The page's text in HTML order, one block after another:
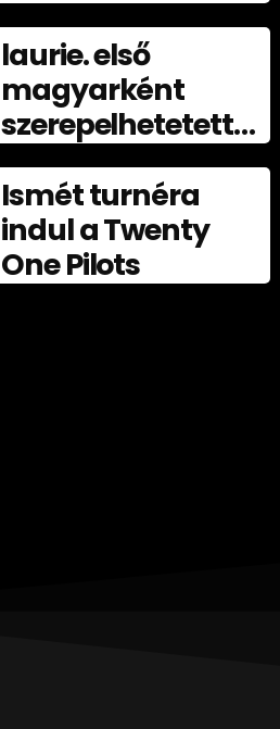
laurie. első
magyarként
szerepelhetetett
a Spotify Equal
Global
nagyköveteként
júliusban
Ismét turnéra
indul a Twenty
One Pilots